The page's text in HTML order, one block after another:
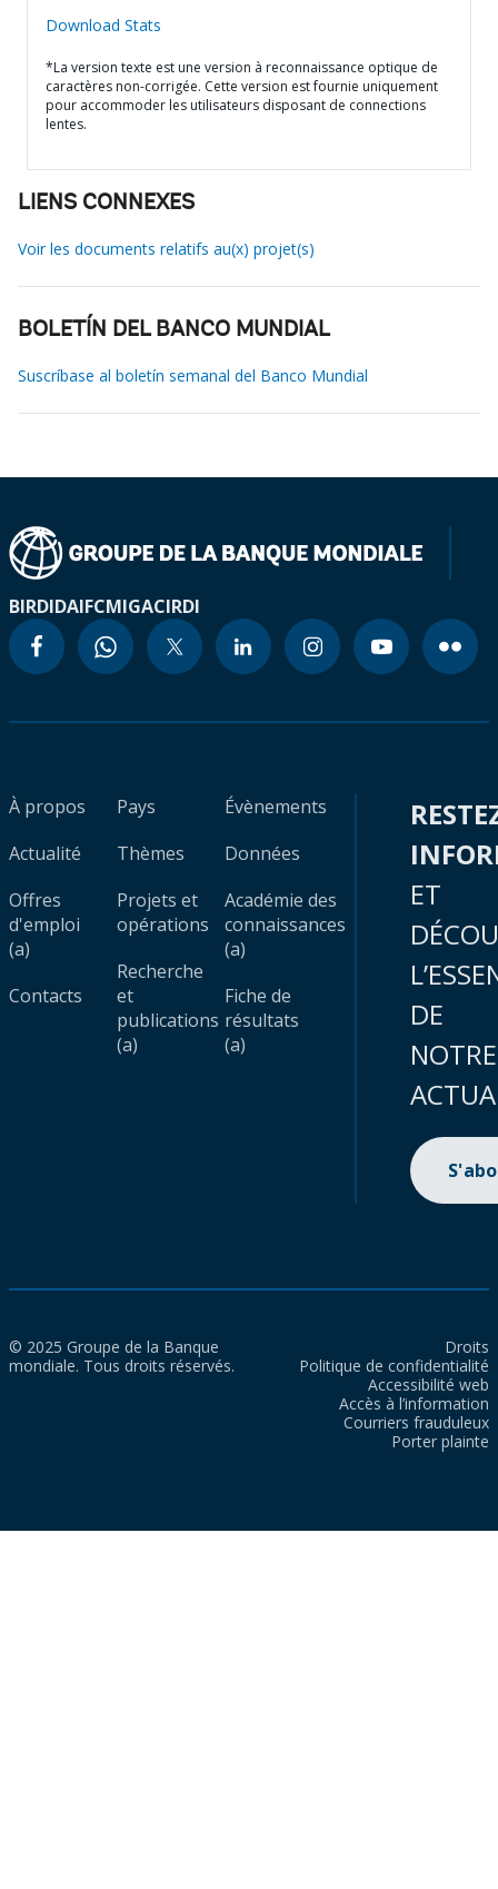
Download Stats
*La version texte est une version à reconnaissance optique de
caractères non-corrigée. Cette version est fournie uniquement
pour accommoder les utilisateurs disposant de connections
lentes.
LIENS CONNEXES
Voir les documents relatifs au(x) projet(s)
BOLETÍN DEL BANCO MUNDIAL
Suscríbase al boletín semanal del Banco Mundial
BIRDIDAIFCMIGACIRDI
À propos
Actualité
Offres
d'emploi
(a)
Contacts
Pays
Thèmes
Projets et
opérations
Recherche
et
publications
(a)
Évènements
Données
Académie des
connaissances
(a)
Fiche de
résultats
(a)
ET
DE
NOTRE
© 2025 Groupe de la Banque
mondiale. Tous droits réservés.
Droits
Politique de confidentialité
Accessibilité web
Accès à l’information
Courriers frauduleux
Porter plainte